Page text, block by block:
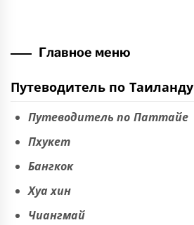
Главное меню
Путеводитель по Таиланду
Путеводитель по Паттайе
Пхукет
Бангкок
Хуа хин
Чиангмай